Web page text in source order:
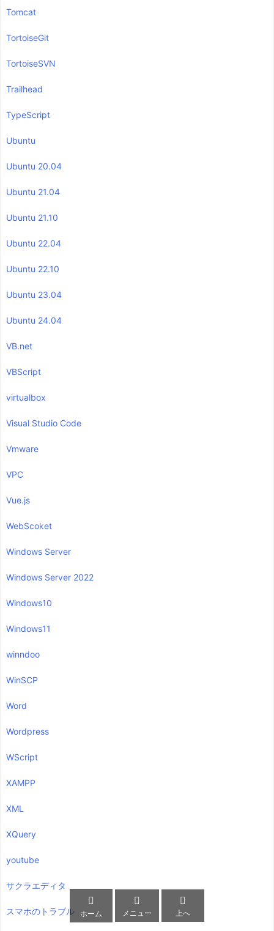
Tomcat
TortoiseGit
TortoiseSVN
Trailhead
TypeScript
Ubuntu
Ubuntu 20.04
Ubuntu 21.04
Ubuntu 21.10
Ubuntu 22.04
Ubuntu 22.10
Ubuntu 23.04
Ubuntu 24.04
VB.net
VBScript
virtualbox
Visual Studio Code
Vmware
VPC
Vue.js
WebScoket
Windows Server
Windows Server 2022
Windows10
Windows11
winndoo
WinSCP
Word
Wordpress
WScript
XAMPP
XML
XQuery
youtube
サクラエディタ
スマホのトラブル

ホーム

メニュー

上へ